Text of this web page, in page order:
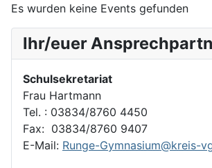
Es wurden keine Events gefunden
Ihr/euer
Schulsekretariat
Frau Hartmann
Tel. : 03834/8760 4450
Fax: 03834/8760 9407
E-Mail: Runge-Gymnasium@kreis-